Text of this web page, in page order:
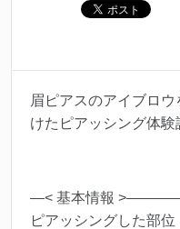
眉ピアスのアイブロ
けたピアッシング体験
—< 基本情報
ピアッシングした部位